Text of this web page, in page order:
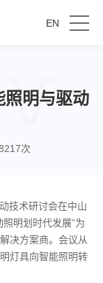
EN
照明与驱动
次
技术研讨会在中山
明划时代发展”为
决方案商。会议从
灯具向智能照明转